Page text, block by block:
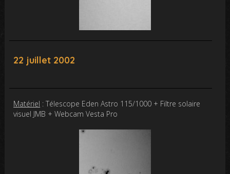
22 juillet 2002
Matériel : Télescope Eden Astro 115/1000 + Filtre solaire
visuel JMB + Webcam Vesta Pro